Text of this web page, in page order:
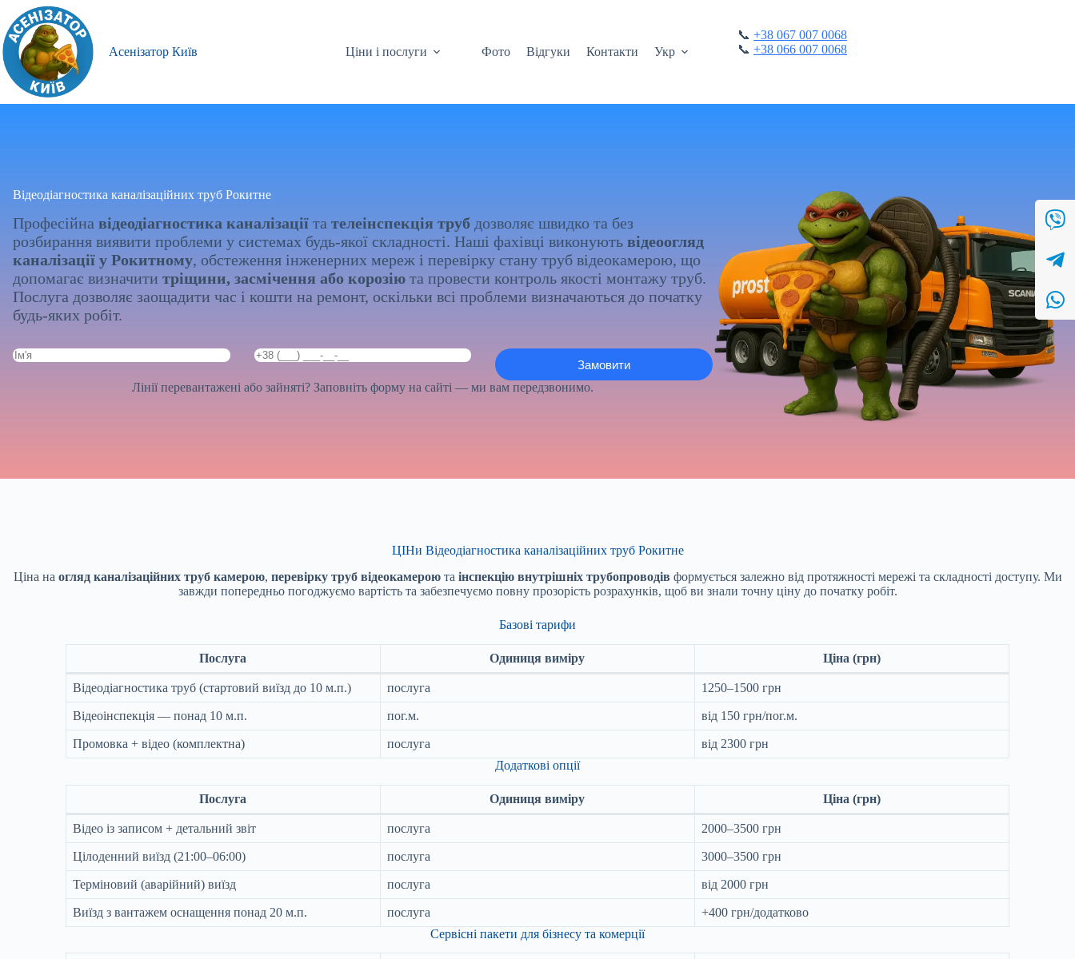
Перейти
вмісту
Асенізатор Київ
Ціни і послуги Фото Відгуки Контакти Укр
📞 +38 067 007 0068
📞 +38 066 007 0068
Відеодіагностика каналізаційних труб Рокитне
Професійна відеодіагностика каналізації та телеінспекція труб дозволяє швидко та без
розбирання виявити проблеми у системах будь-якої складності. Наші фахівці виконують відеоогляд
каналізації у Рокитному, обстеження інженерних мереж і перевірку стану труб відеокамерою, що
допомагає визначити тріщини, засмічення або корозію та провести контроль якості монтажу труб.
Послуга дозволяє заощадити час і кошти на ремонт, оскільки всі проблеми визначаються до початку
будь-яких робіт.
Лінії перевантажені або зайняті? Заповніть форму на сайті — ми вам передзвонимо.
ЦІНи Відеодіагностика каналізаційних труб Рокитне
Ціна на огляд каналізаційних труб камерою, перевірку труб відеокамероюта інспекцію внутрішніх трубопроводів формується залежно від протяжності мережі та складності доступу. Ми
завжди попередньо погоджуємо вартість та забезпечуємо повну прозорість розрахунків, щоб ви знали точну ціну до початку робіт.
Базові тарифи
Послуга Одиниця виміру Ціна (грн)
Відеодіагностика труб (стартовий виїзд до 10 м.п.) послуга 1250–1500 грн
Відеоінспекція — понад 10 м.п. пог.м. від 150 грн/пог.м.
Промовка + відео (комплектна) послуга
від 2300 грн
Додаткові опції
Послуга Одиниця виміру Ціна (грн)
Відео із записом + детальний звіт послуга 2000–3500 грн
Цілоденний виїзд (21:00–06:00) послуга 3000–3500 грн
Терміновий (аварійний) виїзд послуга від 2000 грн
Виїзд з вантажем оснащення понад 20 м.п. послуга
+400 грн/додатково
Сервісні пакети для бізнесу та комерції